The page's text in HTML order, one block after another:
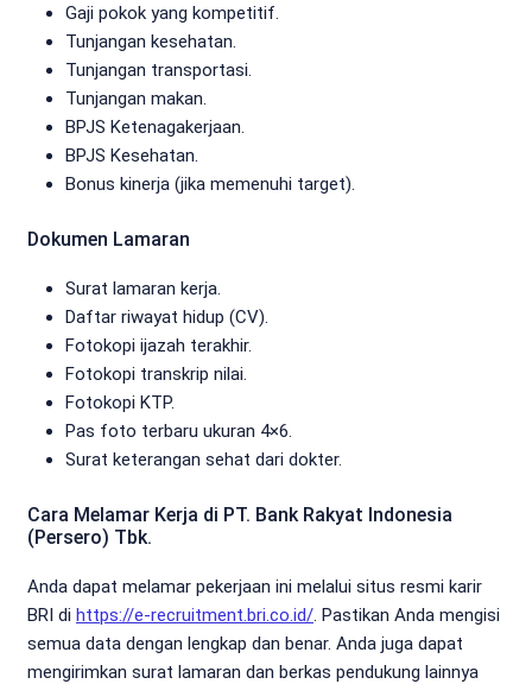
Gaji pokok yang kompetitif.
Tunjangan kesehatan.
Tunjangan transportasi.
Tunjangan makan.
BPJS Ketenagakerjaan.
BPJS Kesehatan.
Bonus kinerja (jika memenuhi target).
Dokumen Lamaran
Surat lamaran kerja.
Daftar riwayat hidup (CV).
Fotokopi ijazah terakhir.
Fotokopi transkrip nilai.
Fotokopi KTP.
Pas foto terbaru ukuran 4×6.
Surat keterangan sehat dari dokter.
Cara Melamar Kerja di PT. Bank Rakyat Indonesia
(Persero) Tbk.
Anda dapat melamar pekerjaan ini melalui situs resmi karir
BRI di https://e-recruitment.bri.co.id/. Pastikan Anda mengisi
semua data dengan lengkap dan benar. Anda juga dapat
mengirimkan surat lamaran dan berkas pendukung lainnya